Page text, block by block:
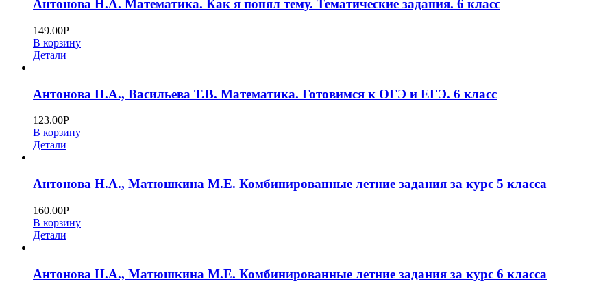
Антонова Н.А. Математика. Как я понял тему. Тематические задания. 6 класс
149.00Р
В корзину
Детали
Антонова Н.А., Васильева Т.В. Математика. Готовимся к ОГЭ и ЕГЭ. 6 класс
123.00Р
В корзину
Детали
Антонова Н.А., Матюшкина М.Е. Комбинированные летние задания за курс 5 класса
160.00Р
В корзину
Детали
Антонова Н.А., Матюшкина М.Е. Комбинированные летние задания за курс 6 класса